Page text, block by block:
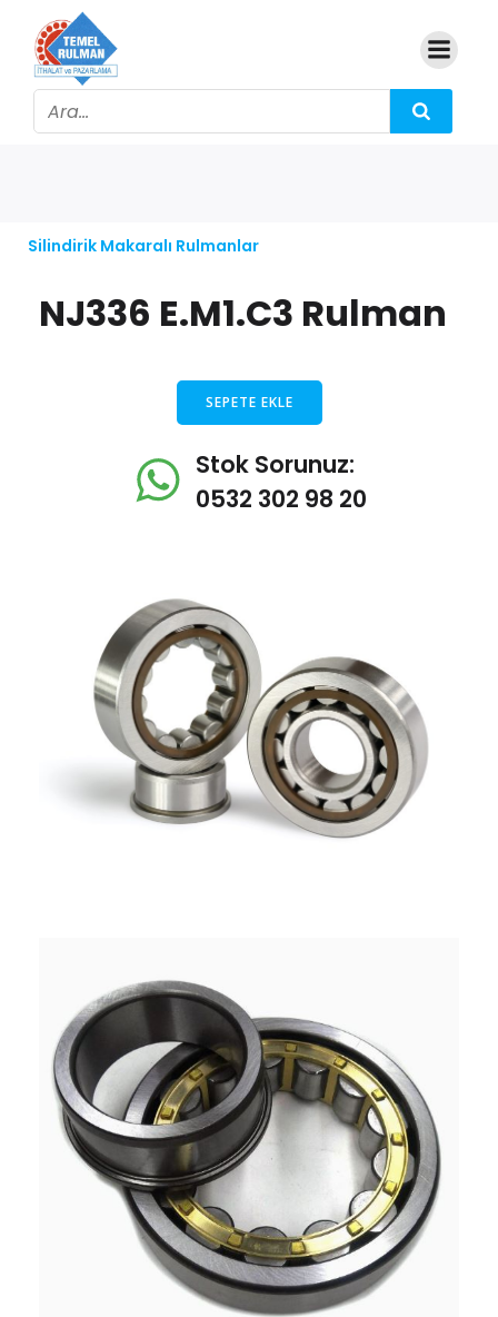
Silindirik Makaralı Rulmanlar
NJ336 E.M1.C3 Rulman
SEPETE EKLE
Stok Sorunuz:
0532 302 98 20